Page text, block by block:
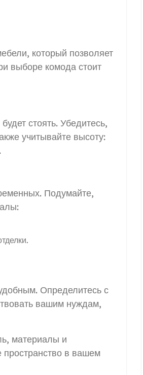
который позволяет
выборе комода стоит
стоять. Убедитесь,
учитывайте высоту:
Подумайте,
Определитесь с
вашим нуждам,
материалы и
пространство в вашем